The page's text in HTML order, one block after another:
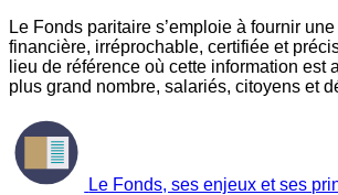
Le Fonds paritaire s’emploie à fournir
financière, irréprochable, certifiée et
lieu de référence où cette information est
plus grand nombre, salariés, citoyens et
Le Fonds, ses enjeux et ses